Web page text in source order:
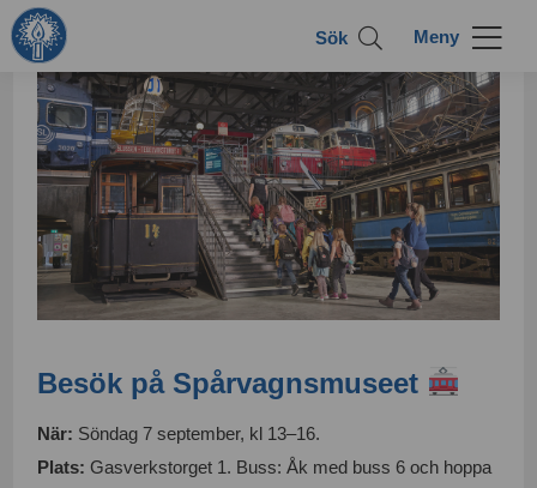
Sök
Besök på Spårvagnsmuseet
När: Söndag 7 september, kl 13–16.
Plats: Gasverkstorget 1. Buss: Åk med buss 6 och hoppa